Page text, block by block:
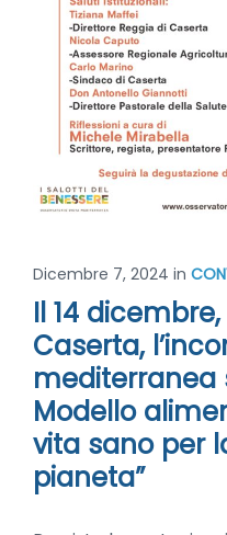
Dicembre 7, 2024 in
Il 14
Caserta,
mediterranea
Modello
vita sano per
pianeta”